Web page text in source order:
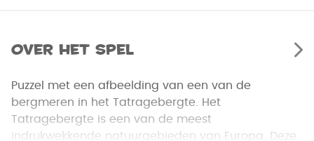
Over het spel
Puzzel met een afbeelding van een van de
bergmeren in het Tatragebergte. Het
Tatragebergte is een van de meest
indrukwekkende natuurgebieden van Europa. Deze